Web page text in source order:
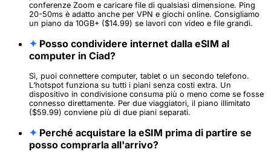
conferenze Zoom e caricare file di qualsiasi dimensione. Ping
20-50ms è adatto anche per VPN e giochi online. Consigliamo
un piano da 10GB+ ($14.99) se lavori con video e file grandi.
✦ Posso condividere internet dalla eSIM al
computer in Ciad?
Sì, puoi connettere computer, tablet o un secondo telefono.
L’hotspot funziona su tutti i piani senza costi extra. Un
dispositivo in condivisione consuma più o meno come se fosse
connesso direttamente. Per due viaggiatori, il piano illimitato
($59.99) conviene più di due piani separati.
✦ Perché acquistare la eSIM prima di partire se
posso comprarla all'arrivo?